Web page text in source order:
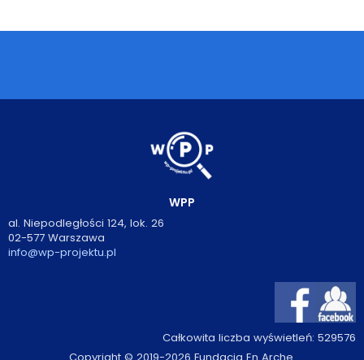
Podcasty
O książkach
FAQ
Kontakt
WPP
al. Niepodległości 124, lok. 26
02-577 Warszawa
info@wp-projektu.pl
Całkowita liczba wyświetleń: 529576